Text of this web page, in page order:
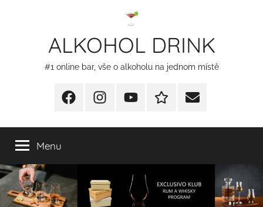
ALKOHOL DRINK
#1 online bar, vše o alkoholu na jednom místě
FacebookInstagram
YT
Redakční
E-
Menu